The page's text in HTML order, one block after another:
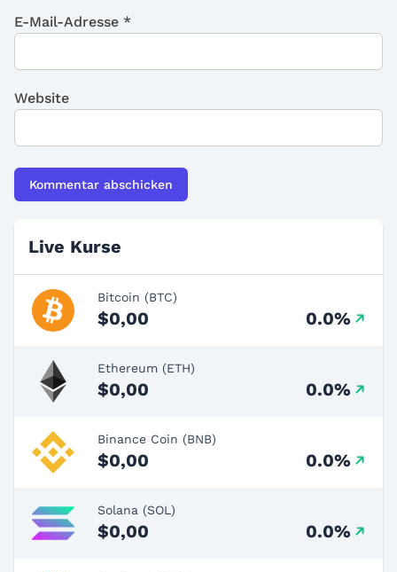
E-Mail-Adresse *
Website
Live Kurse
Bitcoin (BTC)
$0,00 0.0%
Ethereum (ETH)
$0,00 0.0%
Binance Coin (BNB)
$0,00 0.0%
Solana (SOL)
$0,00 0.0%